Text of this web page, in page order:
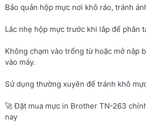
Bảo quản hộp mực nơi khô ráo, tránh
Lắc nhẹ hộp mực trước khi lắp để phân
Không chạm vào trống từ hoặc mở nắp
vào máy.
Sử dụng thường xuyên để tránh khô
🚀 Đặt mua mực in Brother TN-263
nay